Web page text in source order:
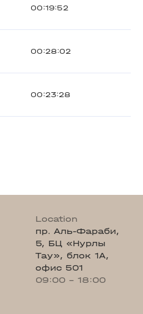
00:19:52
00:28:02
00:23:28
Location
пр. Аль-Фараби,
5, БЦ «Нурлы
Тау», блок 1А,
офис 501
09:00 - 18:00